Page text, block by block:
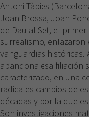
Antoni Tàpies
Joan Brossa, Joan
de Dau al Set, el
surrealismo, enlazaron
vanguardias históricas.
abandona esa filiación
caracterizado, en una
radicales cambios de
décadas y por la que
Son investigaciones